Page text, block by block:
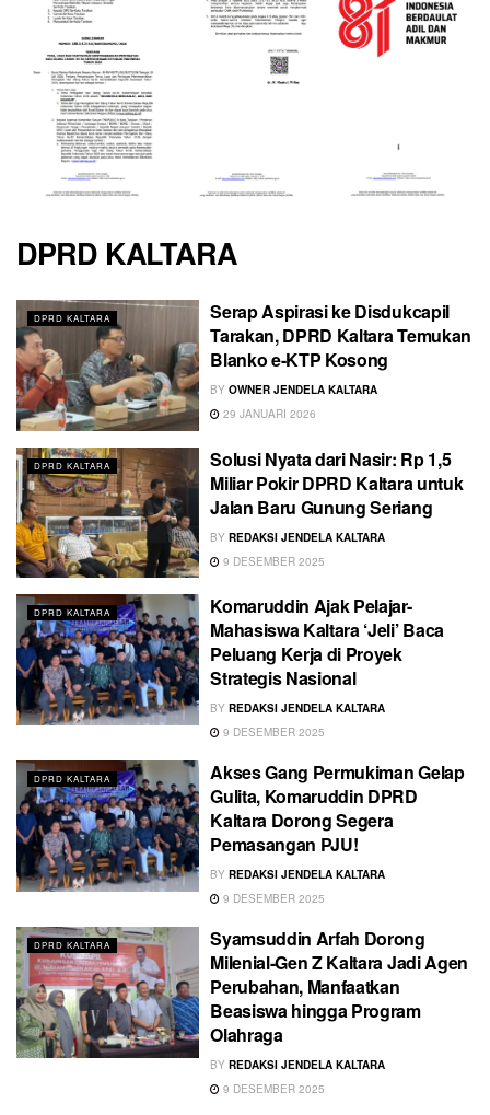
DPRD KALTARA
DPRD KALTARA
Serap Aspirasi ke Disdukcapil
Tarakan, DPRD Kaltara Temukan
Blanko e-KTP Kosong
BY OWNER JENDELA KALTARA
29 JANUARI 2026
DPRD KALTARA
Solusi Nyata dari Nasir: Rp 1,5
Miliar Pokir DPRD Kaltara untuk
Jalan Baru Gunung Seriang
BY REDAKSI JENDELA KALTARA
9 DESEMBER 2025
DPRD KALTARA
Komaruddin Ajak Pelajar-
Mahasiswa Kaltara ‘Jeli’ Baca
Peluang Kerja di Proyek
Strategis Nasional
BY REDAKSI JENDELA KALTARA
9 DESEMBER 2025
DPRD KALTARA
Akses Gang Permukiman Gelap
Gulita, Komaruddin DPRD
Kaltara Dorong Segera
Pemasangan PJU!
BY REDAKSI JENDELA KALTARA
9 DESEMBER 2025
DPRD KALTARA
Syamsuddin Arfah Dorong
Milenial-Gen Z Kaltara Jadi Agen
Perubahan, Manfaatkan
Beasiswa hingga Program
Olahraga
BY REDAKSI JENDELA KALTARA
9 DESEMBER 2025